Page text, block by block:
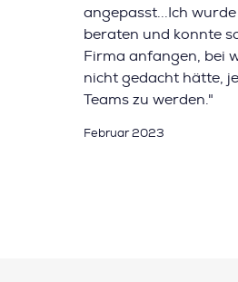
angepasst...Ich
beraten und konnte
Firma anfangen, bei
nicht gedacht hätte,
Teams zu werden."
Februar 2023